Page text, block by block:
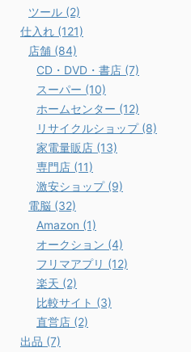
ツール (2)
仕入れ (121)
店舗 (84)
CD・DVD・書店 (7)
スーパー (10)
ホームセンター (12)
リサイクルショップ (8)
家電量販店 (13)
専門店 (11)
激安ショップ (9)
電脳 (32)
Amazon (1)
オークション (4)
フリマアプリ (12)
楽天 (2)
比較サイト (3)
直営店 (2)
出品 (7)